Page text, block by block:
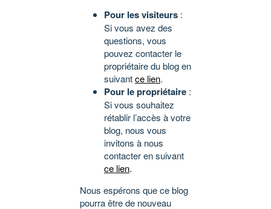
Pour les visiteurs :
Si vous avez des
questions, vous
pouvez contacter le
propriétaire du blog en
suivantce lien.
Pour le propriétaire :
Si vous souhaitez
rétablir l’accès à votre
blog, nous vous
invitons à nous
contacter en suivant
ce lien.
Nous espérons que ce blog
pourra être de nouveau